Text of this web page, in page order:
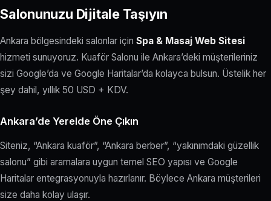
Salonunuzu Dijitale Taşıyın
Ankara bölgesindeki salonlar için Spa & Masaj Web Sitesi
hizmeti sunuyoruz. Kuaför Salonu ile Ankara’deki müşterileriniz
sizi Google’da ve Google Haritalar’da kolayca bulsun. Üstelik her
şey dahil, yıllık 50 USD + KDV.
Ankara’de Yerelde Öne Çıkın
Siteniz, “Ankara kuaför”, “Ankara berber”, “yakınımdaki güzellik
salonu” gibi aramalara uygun temel SEO yapısı ve Google
Haritalar entegrasyonuyla hazırlanır. Böylece Ankara müşterileri
size daha kolay ulaşır.